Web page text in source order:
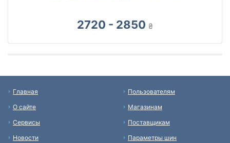
2720 - 2850 ₴
Главная
О сайте
Сервисы
Новости
Пользователям
Магазинам
Поставщикам
Параметры шин